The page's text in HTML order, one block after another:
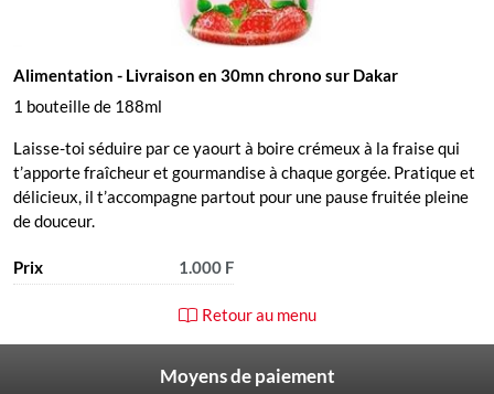
Alimentation - Livraison en 30mn chrono sur Dakar
1 bouteille de 188ml
Laisse-toi séduire par ce yaourt à boire crémeux à la fraise qui
t’apporte fraîcheur et gourmandise à chaque gorgée. Pratique et
délicieux, il t’accompagne partout pour une pause fruitée pleine
de douceur.
Prix 1.000 F
Retour au menu
Moyens de paiement